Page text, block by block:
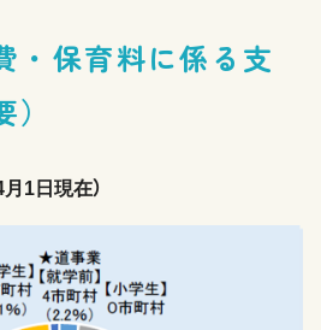
・保育料に係る支
1日現在）